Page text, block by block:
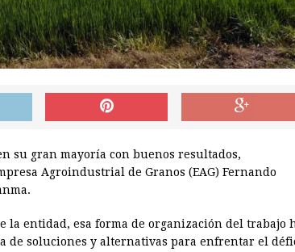
su gran mayoría con buenos resultados,
Agroindustrial de Granos (EAG) Fernando
la entidad, esa forma de organización del trabajo
de soluciones y alternativas para enfrentar el